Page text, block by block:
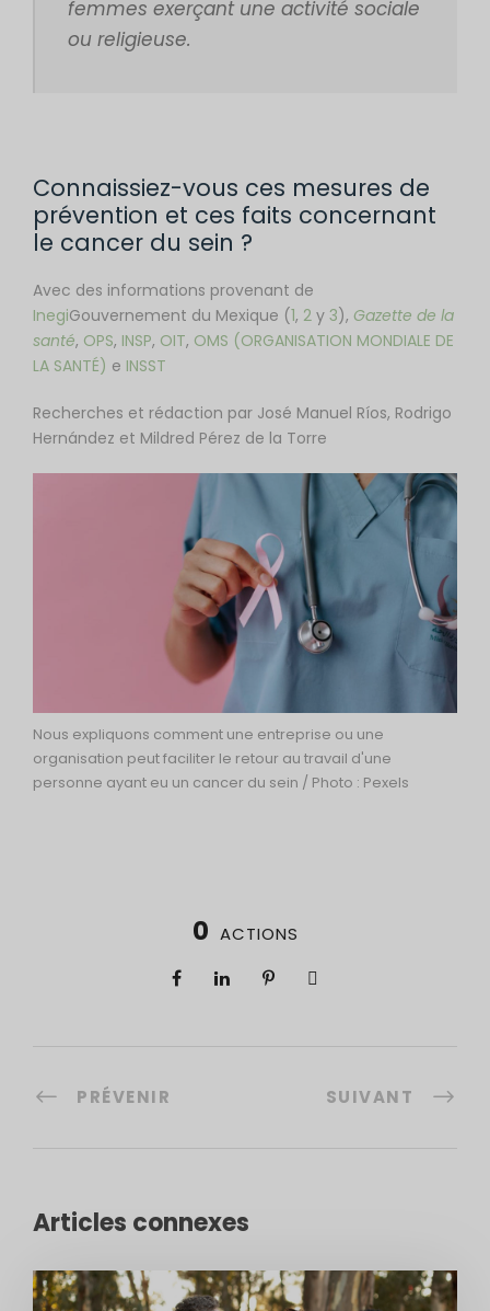
femmes exerçant une activité sociale
ou religieuse.
Connaissiez-vous ces mesures de
prévention et ces faits concernant
le cancer du sein ?
Avec des informations provenant de
InegiGouvernement du Mexique (1, 2 y 3), Gazette de la
santé, OPS, INSP, OIT, OMS (ORGANISATION MONDIALE DE
LA SANTÉ) e INSST
Recherches et rédaction par José Manuel Ríos, Rodrigo
Hernández et Mildred Pérez de la Torre
Nous expliquons comment une entreprise ou une
organisation peut faciliter le retour au travail d'une
personne ayant eu un cancer du sein / Photo : Pexels
0 ACTIONS
PRÉVENIR SUIVANT
Articles connexes